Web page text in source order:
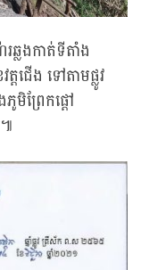
លងកាត់ទីតាំង
តជើង ទៅតាមផ្លូវ
ព្រែកផ្តៅ